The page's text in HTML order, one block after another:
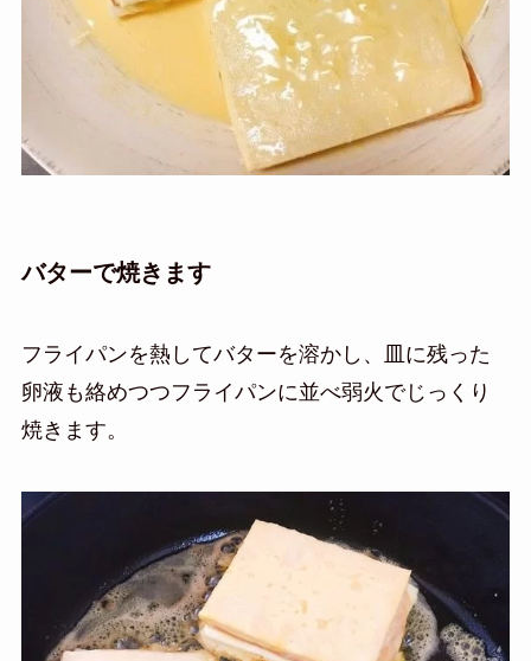
バターで焼きます
フライパンを熱してバターを溶かし、皿に残った
卵液も絡めつつフライパンに並べ弱火でじっくり
焼きます。